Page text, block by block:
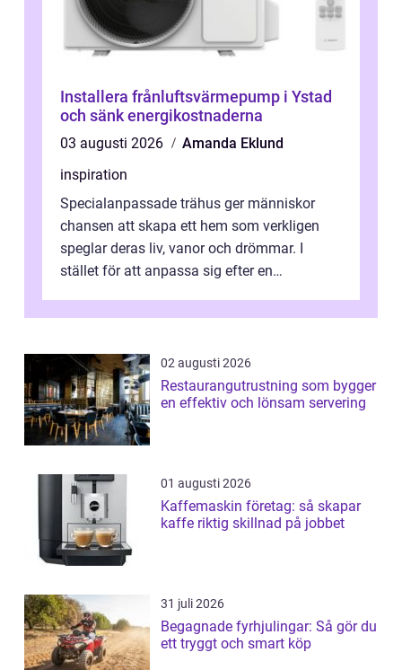
Installera frånluftsvärmepump i Ystad
och sänk energikostnaderna
03 augusti 2026
Amanda Eklund
inspiration
Specialanpassade trähus ger människor
chansen att skapa ett hem som verkligen
speglar deras liv, vanor och drömmar. I
stället för att anpassa sig efter en
02 augusti 2026
Restaurangutrustning som bygger
en effektiv och lönsam servering
01 augusti 2026
Kaffemaskin företag: så skapar
kaffe riktig skillnad på jobbet
31 juli 2026
Begagnade fyrhjulingar: Så gör du
ett tryggt och smart köp